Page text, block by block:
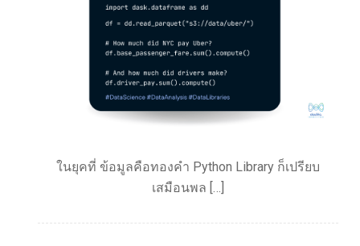
ในยุคที่ ข้อมูลคือทองคำ Python Library ก็เปรียบ
เสมือนพล […]